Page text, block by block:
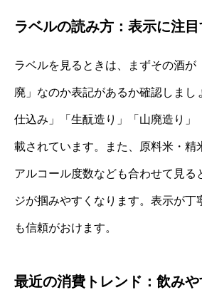
ラベルの読み方：表示に注
ラベルを見るときは、まずその酒が
廃」なのか表記があるか確認しまし
仕込み」「生酛造り」「山廃造り」
載されています。また、原料米・精
アルコール度数なども合わせて見る
ジが掴みやすくなります。表示が丁
も信頼がおけます。
最近の消費トレンド：飲み